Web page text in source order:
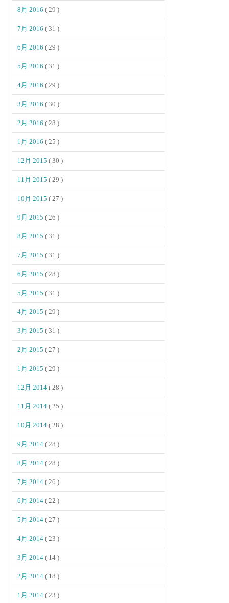
8月 2016( 29 )
7月 2016( 31 )
6月 2016( 29 )
5月 2016( 31 )
4月 2016( 29 )
3月 2016( 30 )
2月 2016( 28 )
1月 2016( 25 )
12月 2015( 30 )
11月 2015( 29 )
10月 2015( 27 )
9月 2015( 26 )
8月 2015( 31 )
7月 2015( 31 )
6月 2015( 28 )
5月 2015( 31 )
4月 2015( 29 )
3月 2015( 31 )
2月 2015( 27 )
1月 2015( 29 )
12月 2014( 28 )
11月 2014( 25 )
10月 2014( 28 )
9月 2014( 28 )
8月 2014( 28 )
7月 2014( 26 )
6月 2014( 22 )
5月 2014( 27 )
4月 2014( 23 )
3月 2014( 14 )
2月 2014( 18 )
1月 2014( 23 )